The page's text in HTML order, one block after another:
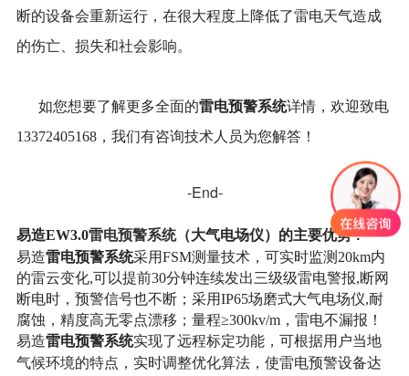
断的设备会重新运行，在很大程度上降低了雷电天气造成
的伤亡、损失和社会影响。
如您想要了解更多全面的雷电预警系统详情，欢迎致电
13372405168，我们有咨询技术人员为您解答！
-End-
易造EW3.0雷电预警系统（大气电场仪） 的主要优势：
易造雷电预警系统采用FSM测量技术，可实时监测20km内
的雷云变化,可以提前30分钟连续发出三级级雷电警报,断网
断电时，预警信号也不断；采用IP65场磨式大气电场仪,耐
腐蚀，精度高无零点漂移；量程≥300kv/m，雷电不漏报！
易造雷电预警系统实现了远程标定功能，可根据用户当地
气候环境的特点，实时调整优化算法，使雷电预警设备达